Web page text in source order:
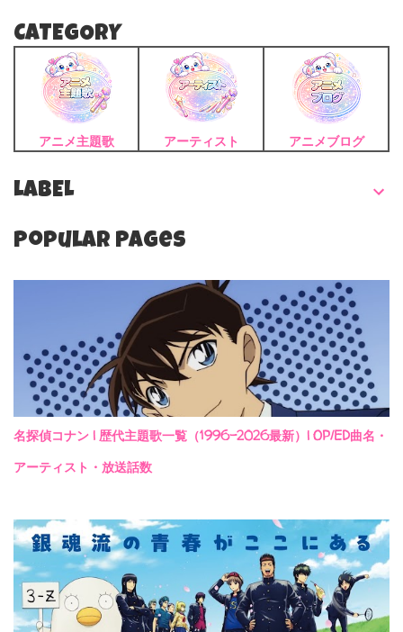
CATEGORY
アニメ主題歌 アーティスト アニメブログ
LABEL
Popular Pages
名探偵コナン | 歴代主題歌一覧（1996-2026最新）| OP/ED曲名・
アーティスト・放送話数